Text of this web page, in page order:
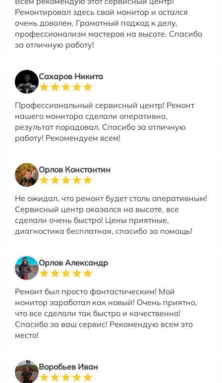
Ремонтировал здесь свой монитор и остался
очень доволен. Грамотный подход к делу,
профессионализм мастеров на высоте. Спасибо
за отличную работу!
Сахаров Никита
Профессиональный сервисный центр! Ремонт
нашего монитора сделали оперативно,
результат порадовал. Спасибо за отличную
работу! Рекомендуем всем!
Орлов Константин
Не ожидал, что ремонт будет столь оперативным!
Сервисный центр оказался на высоте, все
сделали очень быстро! Цены приятные,
диагностика бесплатная, спасибо за помощь!
Орлов Александр
Ремонт был просто фантастическим! Мой
монитор заработал как новый! Очень приятно,
что все сделали так быстро и качественно!
Спасибо за ваш сервис! Рекомендую всем это
место!
Воробьев Иван